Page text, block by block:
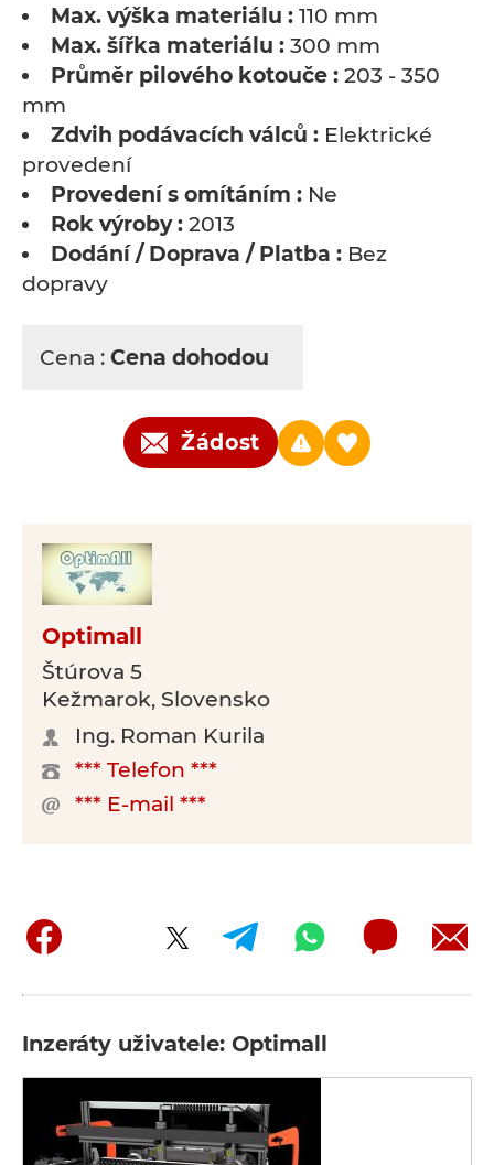
Max. výška materiálu : 110 mm
Max. šířka materiálu : 300 mm
Průměr pilového kotouče : 203 - 350
mm
Zdvih podávacích válců : Elektrické
provedení
Provedení s omítáním : Ne
Rok výroby : 2013
Dodání / Doprava / Platba : Bez
dopravy
Cena : Cena dohodou
Žádost
Optimall
Štúrova 5
Kežmarok, Slovensko
Ing. Roman Kurila
*** Telefon ***
*** E-mail ***
Inzeráty uživatele: Optimall